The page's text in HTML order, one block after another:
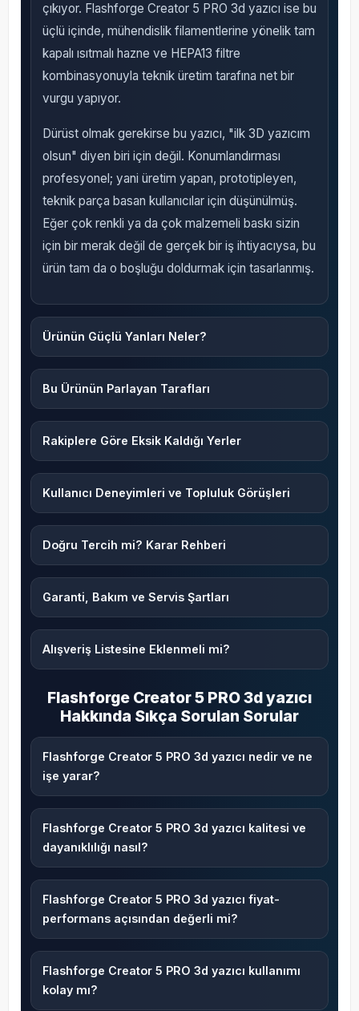
çıkıyor. Flashforge Creator 5 PRO 3d yazıcı ise bu
üçlü içinde, mühendislik filamentlerine yönelik tam
kapalı ısıtmalı hazne ve HEPA13 filtre
kombinasyonuyla teknik üretim tarafına net bir
vurgu yapıyor.
Dürüst olmak gerekirse bu yazıcı, "ilk 3D yazıcım
olsun" diyen biri için değil. Konumlandırması
profesyonel; yani üretim yapan, prototipleyen,
teknik parça basan kullanıcılar için düşünülmüş.
Eğer çok renkli ya da çok malzemeli baskı sizin
için bir merak değil de gerçek bir iş ihtiyacıysa, bu
ürün tam da o boşluğu doldurmak için tasarlanmış.
Ürünün Güçlü Yanları Neler?
Bu Ürünün Parlayan Tarafları
Rakiplere Göre Eksik Kaldığı Yerler
Kullanıcı Deneyimleri ve Topluluk Görüşleri
Doğru Tercih mi? Karar Rehberi
Garanti, Bakım ve Servis Şartları
Alışveriş Listesine Eklenmeli mi?
Flashforge Creator 5 PRO 3d yazıcı
Hakkında Sıkça Sorulan Sorular
Flashforge Creator 5 PRO 3d yazıcı nedir ve ne
işe yarar?
Flashforge Creator 5 PRO 3d yazıcı kalitesi ve
dayanıklılığı nasıl?
Flashforge Creator 5 PRO 3d yazıcı fiyat-
performans açısından değerli mi?
Flashforge Creator 5 PRO 3d yazıcı kullanımı
kolay mı?